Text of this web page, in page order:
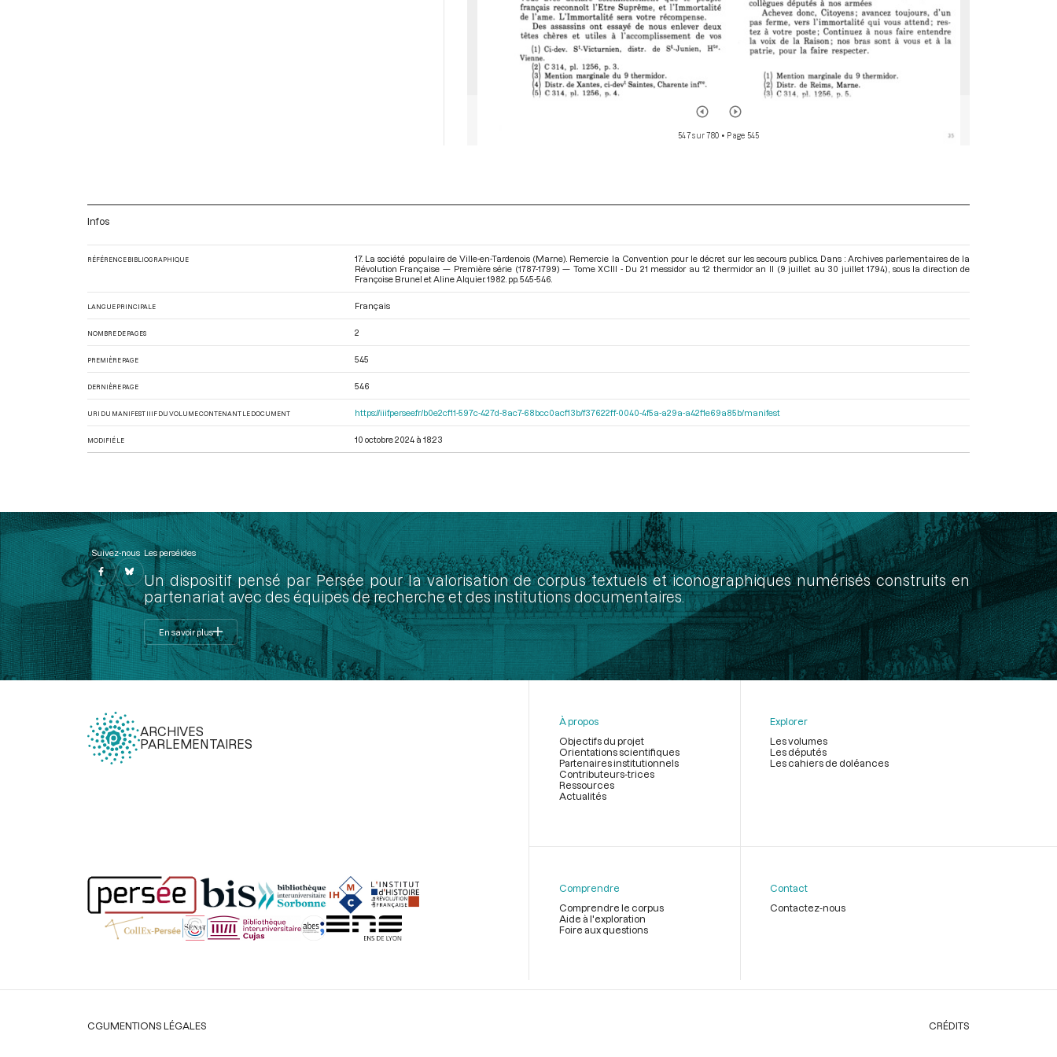
547 sur 780 • Page 545
Infos
RÉFÉRENCE BIBLIOGRAPHIQUE
17. La société populaire de Ville-en-Tardenois (Marne). Remercie la Convention pour le décret sur les secours publics. Dans : Archives parlementaires de la
Révolution Française — Première série (1787-1799) — Tome XCIII - Du 21 messidor au 12 thermidor an II (9 juillet au 30 juillet 1794) , sous la direction de
Françoise Brunel et Aline Alquier. 1982. pp. 545-546.
LANGUE PRINCIPALE Français
NOMBRE DE PAGES 2
PREMIÈRE PAGE 545
DERNIÈRE PAGE 546
URI DU MANIFEST IIIF DU VOLUME CONTENANT LE DOCUMENT https://iiif.persee.fr/b0e2cf11-597c-427d-8ac7-68bcc0acf13b/f37622ff-0040-4f5a-a29a-a42f1e69a85b/manifest
MODIFIÉ LE 10 octobre 2024 à 18:23
Suivez-nous Les perséides
Un dispositif pensé par Persée pour la valorisation de corpus textuels et iconographiques numérisés construits en
partenariat avec des équipes de recherche et des institutions documentaires.
En savoir plus
ARCHIVES
PARLEMENTAIRES
page
À propos
Objectifs du projet
Orientations scientifiques
Partenaires institutionnels
Contributeurs-trices
Ressources
Actualités
Explorer
Les volumes
Les députés
Les cahiers de doléances
Comprendre
Comprendre le corpus
Aide à l'exploration
Foire aux questions
Contact
Contactez-nous
Légal
CGUMENTIONS LÉGALES CRÉDITS